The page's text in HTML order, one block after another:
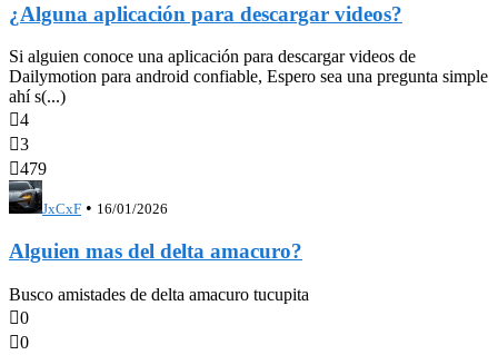
¿Alguna aplicación para descargar videos?
Si alguien conoce una aplicación para descargar videos de
Dailymotion para android confiable, Espero sea una pregunta simple
ahí s(...)
4
3
479
JxCxF • 16/01/2026
Alguien mas del delta amacuro?
Busco amistades de delta amacuro tucupita
0
0